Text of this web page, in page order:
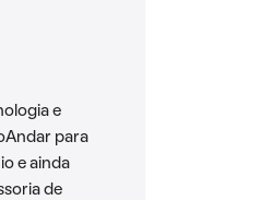
e
para
e ainda
de